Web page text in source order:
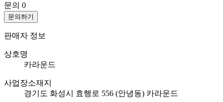
문의 0
문의하기
판매자 정보
상호명
카라운드
사업장소재지
경기도 화성시 효행로 556 (안녕동) 카라운드